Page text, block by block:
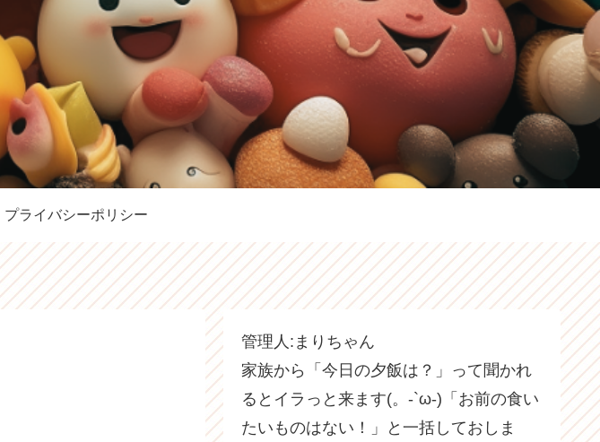
プライバシーポリシー
管理人:まりちゃん
家族から「今日の夕飯は？」って聞かれ
るとイラっと来ます(。-`ω-)「お前の食い
たいものはない！」と一括しておしま